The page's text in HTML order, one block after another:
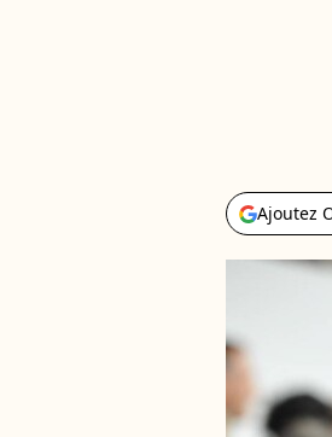
Ajoutez